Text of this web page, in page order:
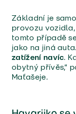
Základní je
provozu
tomto případě
jako na jiná
zatížení navíc.
obytný přívěs,“
Maťašeje.